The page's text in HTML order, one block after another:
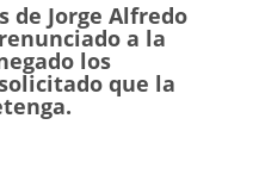
de Jorge Alfredo
a la
los
que la